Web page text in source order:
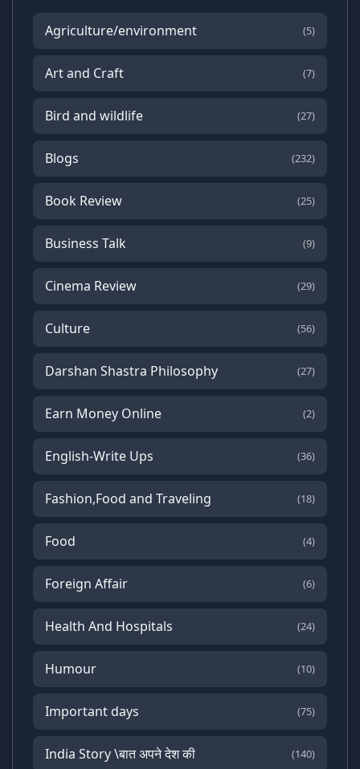
Agriculture/environment (5)
Art and Craft (7)
Bird and wildlife (27)
Blogs (232)
Book Review (25)
Business Talk (9)
Cinema Review (29)
Culture (56)
Darshan Shastra Philosophy (27)
Earn Money Online (2)
English-Write Ups (36)
Fashion,Food and Traveling (18)
Food (4)
Foreign Affair (6)
Health And Hospitals (24)
Humour (10)
Important days (75)
India Story \बात अपने देश की (140)